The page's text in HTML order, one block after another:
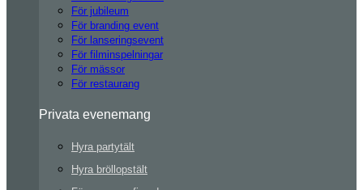
För jubileum
För branding event
För lanseringsevent
För filminspelningar
För mässor
För restaurang
Privata evenemang
Hyra partytält
Hyra bröllopstält